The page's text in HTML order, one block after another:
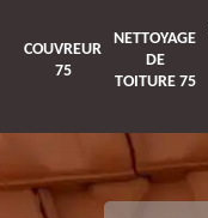
COUVREUR
75
NETTOYAGE
DE
TOITURE 75